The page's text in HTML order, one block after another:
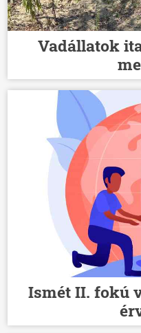
Vadállatok
Ismét II. fokú